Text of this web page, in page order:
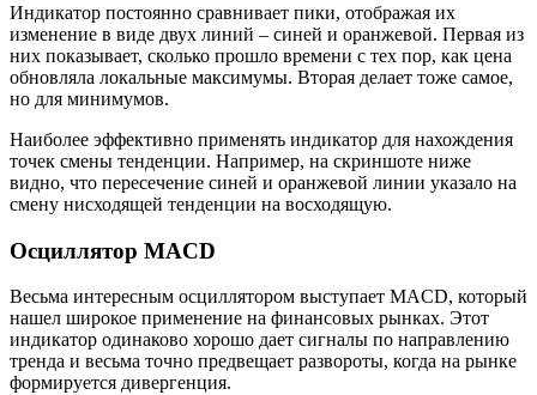
Индикатор постоянно сравнивает пики, отображая их
изменение в виде двух линий – синей и оранжевой. Первая из
них показывает, сколько прошло времени с тех пор, как цена
обновляла локальные максимумы. Вторая делает тоже самое,
но для минимумов.
Наиболее эффективно применять индикатор для нахождения
точек смены тенденции. Например, на скриншоте ниже
видно, что пересечение синей и оранжевой линии указало на
смену нисходящей тенденции на восходящую.
Осциллятор MACD
Весьма интересным осциллятором выступает MACD, который
нашел широкое применение на финансовых рынках. Этот
индикатор одинаково хорошо дает сигналы по направлению
тренда и весьма точно предвещает развороты, когда на рынке
формируется дивергенция.